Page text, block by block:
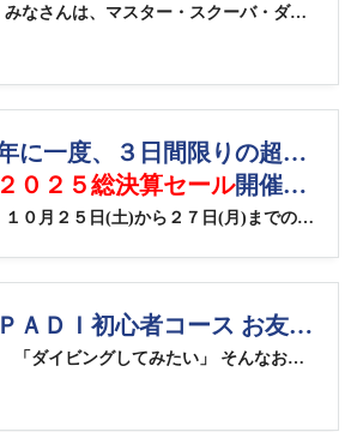
みなさんは、マスター・スクーバ・ダイバー（ＭＳＤ）というランクをご存知ですか？これは特定の講習があるわけではなく、そのダイバーの「経験」を称える、レジャーダイバー最高峰の称号です。 多様な海の楽しみ方を知っているだけでなく、トラブルの予防や対処能力も備えた「最も安全な遊びの達人」。それがマスター・スクーバ・ダイバーなのです！ 【ＭＳＤの認定条件】 ＭＳＤになるためには、以下の条件を満たす必要があります。 ● ＰＡＤＩアドヴァンスド・オープン・ウォーター・ダイバー ● ＰＡＤＩレスキュー・ダイバー ● ５つ以上のＰＡＤＩスペシャルティ・ダイバー（ＳＰ）認定 ● ５０ダイブ以上の経験 「ＭＳＤチャレンジ応援！パッケージ」が登場！ ドルフィンズドリームでは、皆様のＭＳＤへの挑戦を応援するため、とってもお得なパッケージをご用意しました！ ＭＳＤに必須な「５つのＳＰコース」と、レスキュー・ダイバーの前提資格となる「ＥＦＲ（エマージェンシー・ファースト・レスポンス）」のコースフィーをパッケージ化しています。 パッケージ特別価格：７４,８００円（税込） 【ここがとってもお得です！】 ◎ 標準的なＳＰ５つ＋ＥＦＲの通常価格（９６,８００円）と比較して、２２,０００円もお得！ ◎ 選択するＳＰコースによっては、最大６８,２００円もお得になります！ このパッケージを完了すれば、あとはレスキュー・ダイバーを取得するだけで、いよいよ遊びの達人「ＭＳＤ」の仲間入りです！ ＭＳＤチャレンジ応援！パッケージのチラシはこちらから 【お申し込みについて】 ⚫︎ 申込締め切り： ２０２６年１月末日 ⚫︎ 受講期限： ２０２６年末まで ※ 選択されるＳＰコースによって別途、教材費・海洋実習費・申請料がかかります。 ※ レスキュー・ダイバー・コースの料金は含まれておりません。 「もっと海を楽しみたい！」「自信を持って潜りたい！」という皆様のチャレンジを、スタッフ一同全力でサポートします。詳細はお気軽にスタッフまでお問い合わせください！
年に一度、３日間限りの超～お買い得！
２０２５総決算セール開催！！
１０月２５日(土)から２７日(月)までの３日間、ドルフィンズドリームでは、年に一度の３日間限りの超～お買い得！『２０２５総決算セール』を開催致します！！ セールご案内ハガキをご持参の上ご来店方全員に、懐かしの駄菓子をプレゼント！ さらに、セール商品１,０００ 円 ( 税別 ) 以上のお買い物をされた方全員に、１２ 月末までの伊豆方面のツアーで 使える１,０００ 円分のツアー券をプレゼントしちゃいます。 欲しかったダイビング用品を揃える今年最大のチャンスです！ 軽器材や重器材、ウエットスーツ、ドライスーツはもちろん、人気のあのダイブコンピューターや水中撮影器材、ダイビングアクセサリー類まで、３日間限りの超特価でご用意しています！ 冬のボーナス一括払い（１２月、１月払い）もＯＫ、クレジット手数料はＤＤが負担します。 セール商品の内容については、以下ののリンクからご覧いただけます。 ２０２５総決算セールチラシ
ＰＡＤＩ初心者コース お友達紹介キャンペーン！
「ダイビングしてみたい」 そんなお友達を、あなたが海へ誘おう！ お店の特典＋ＰＡＤＩ特典、Ｗチャンスでうれしさ倍増。 一緒に潜る仲間を増やして、海をもっと楽しもう！ ドルフィンズドリームの特典 《ご紹介者の方》 ・お友達の海洋実習時に同行されるファンダイブツアー代から５,０００円割引！ ※クラブＤＤメンバーの方はメンバー割引との併用も可能です。 《ご紹介された方》 ・ＰＡＤＩオープンウォーターダイバーｅラーニングコース料から５,０００円割引！ ・ペア・グループでのお申し込みなら、さらに３,０００円／人 ＯＦＦ ・海洋実習時の水中記念写真データプレゼント ・コース受講中のスーツ＆重器材レンタル代が通常の半額！ ・資格取得から２ヶ月以内のツアーで使える５,０００円割引券プレゼント ＰＡＤＩ特典｜メーカーのギアがペアで抽選で当たる！ ＰＡＤＩのキャンペーン特設ページはこちら ※ＰＡＤＩ Ｗｅｂサイトが開きます ドルフィンズドリームでは、『秋のＰＡＤＩオープンウォーター取得キャンペーン』を同時開催中です。 キャンペーン詳細はこちら ダイビングにお誘いしたいお友達がいらっしゃいましたら、まずは一度ご一緒に無料相談会にご参加ください！ 無料相談会予約はこちら